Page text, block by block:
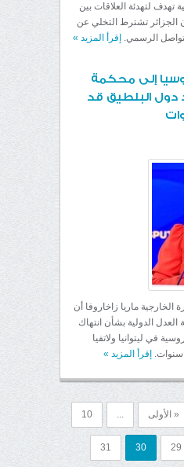
تهدف لتهدئة العلاقات بين
الجزائر تشترط التخلي عن
الرسمي. إقرأ المزيد »
إلى محكمة
دول البلطيق قد
الخارجية ماريا زاخاروفا أن
الدولية بشأن انتهاك
في ليتوانيا ولاتفيا
سنوات. إقرأ المزيد »
« الأولى ...
10
29
30
31